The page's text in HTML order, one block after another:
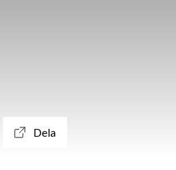
Dela